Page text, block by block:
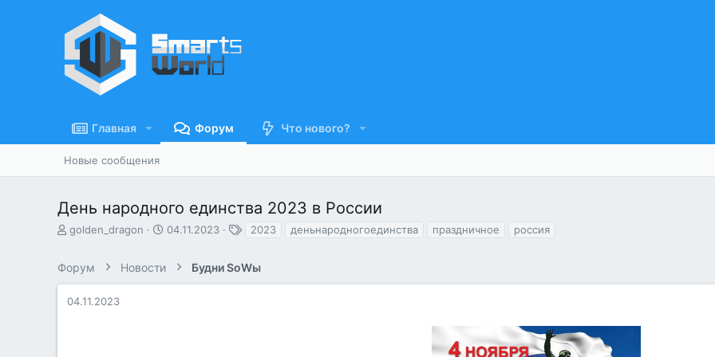
Главная Форум Что нового?
Новые сообщения
День народного единства 2023 в России
А
о
р
т
golden_dragon
Д
н
04.11.2023
и
2023 деньнародногоединства праздничное россия
Форум Новости Будни SоWы
04.11.2023